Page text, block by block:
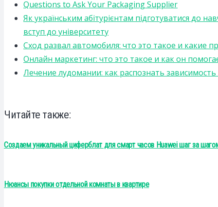
Questions to Ask Your Packaging Supplier
Як українським абітурієнтам підготуватися до
вступ до університету
Сход развал автомобиля: что это такое и какие
Онлайн маркетинг: что это такое и как он
Лечение лудомании: как распознать
Читайте также:
Создаем уникальный циферблат для смарт часов Huawei шаг за
Нюансы покупки отдельной комнаты в квартире